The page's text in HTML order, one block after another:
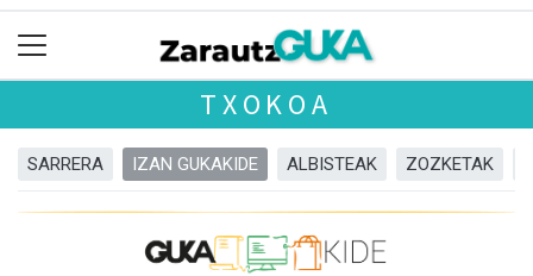
TXOKOA
SARRERA IZAN GUKAKIDE ALBISTEAK ZOZKETAK